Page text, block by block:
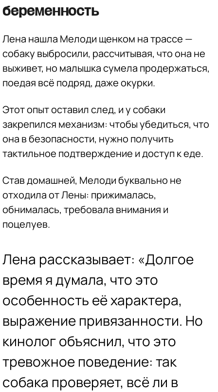
беременность
Лена нашла Мелоди щенком на трассе —
собаку выбросили, рассчитывая, что она не
выживет, но малышка сумела продержаться,
поедая всё подряд, даже окурки.
Этот опыт оставил след, и у собаки
закрепился механизм: чтобы убедиться, что
она в безопасности, нужно получить
тактильное подтверждение и доступ к еде.
Став домашней, Мелоди буквально не
отходила от Лены: прижималась,
обнималась, требовала внимания и
поцелуев.
Лена рассказывает: «Долгое
время я думала, что это
особенность её характера,
выражение привязанности. Но
кинолог объяснил, что это
тревожное поведение: так
собака проверяет, всё ли в